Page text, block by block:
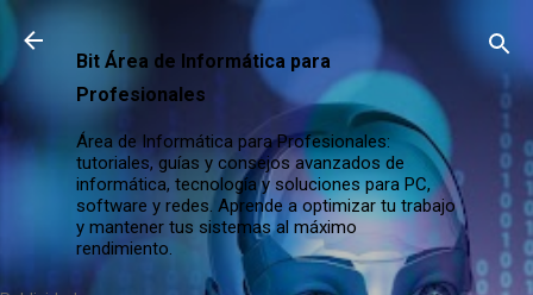
Bit Área de Informática para
Profesionales
Área de Informática para Profesionales:
tutoriales, guías y consejos avanzados de
informática, tecnología y soluciones para PC,
software y redes. Aprende a optimizar tu trabajo
y mantener tus sistemas al máximo
rendimiento.